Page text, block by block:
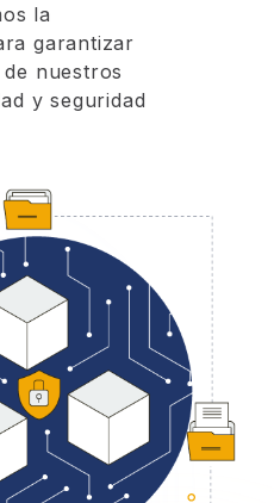
la
garantizar
nuestros
y seguridad